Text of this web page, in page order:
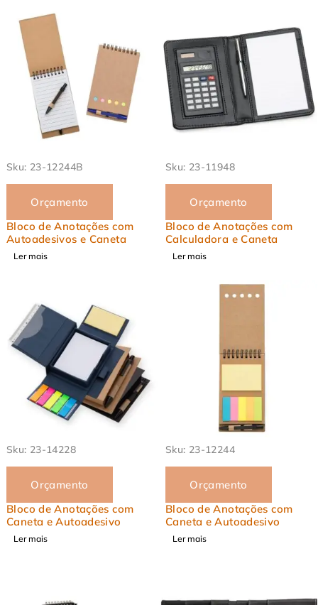
Sku: 23-12244B
Orçamento
Bloco de Anotações com
Autoadesivos e Caneta
Ler mais
Sku: 23-11948
Orçamento
Bloco de Anotações com
Calculadora e Caneta
Ler mais
Sku: 23-14228
Orçamento
Bloco de Anotações com
Caneta e Autoadesivo
Ler mais
Sku: 23-12244
Orçamento
Bloco de Anotações com
Caneta e Autoadesivo
Ler mais